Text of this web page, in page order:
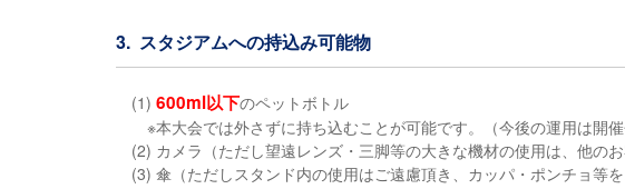
3. スタジアムへの持込み可能物
(1) 600ml以下のペットボトル
※本大会では外さずに持ち込むことが可能です。（今後の運用は開
(2) カメラ（ただし望遠レンズ・三脚等の大きな機材の使用は、他の
(3) 傘（ただしスタンド内の使用はご遠慮頂き、カッパ・ポンチョ等を